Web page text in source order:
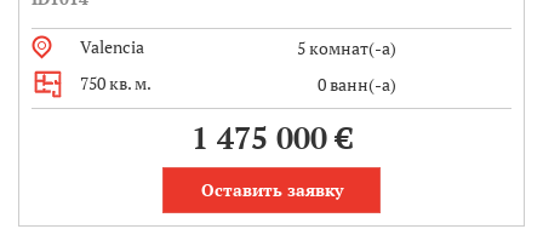
Valencia
5 комнат(-а)
750 кв. м.
0 ванн(-а)
1 475 000 €
Оставить заявку